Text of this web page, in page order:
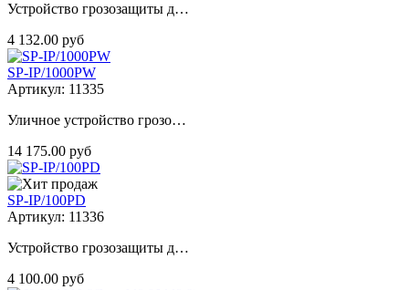
Устройство грозозащиты д…
4 132.00 руб
SP-IP/1000PW
Артикул: 11335
Уличное устройство грозо…
14 175.00 руб
SP-IP/100PD
Артикул: 11336
Устройство грозозащиты д…
4 100.00 руб